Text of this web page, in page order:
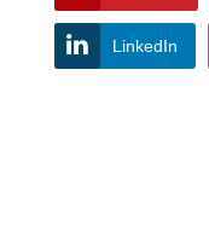
LinkedIn